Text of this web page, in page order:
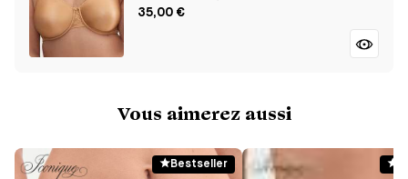
35,00 €
Vous aimerez aussi
Bestseller